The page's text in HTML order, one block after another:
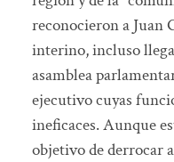
reconocieron a Juan
interino, incluso
asamblea
ejecutivo cuyas
ineficaces. Aunque
objetivo de derrocar